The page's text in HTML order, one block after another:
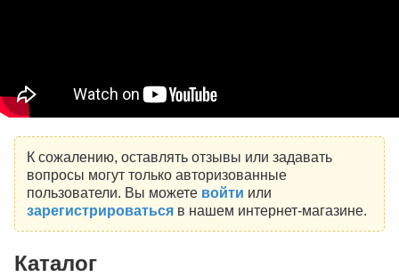
К сожалению, оставлять отзывы или задавать
вопросы могут только авторизованные
пользователи. Вы можете войти или
зарегистрироватьсяв нашем интернет-магазине.
Каталог